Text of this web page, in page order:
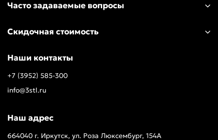
Часто задаваемые вопросы
Скидочная стоимость
Наши контакты
+7 (3952) 585-300
info@3stl.ru
Наш адрес
664040 г. Иркутск, ул. Роза Люксембург, 154А